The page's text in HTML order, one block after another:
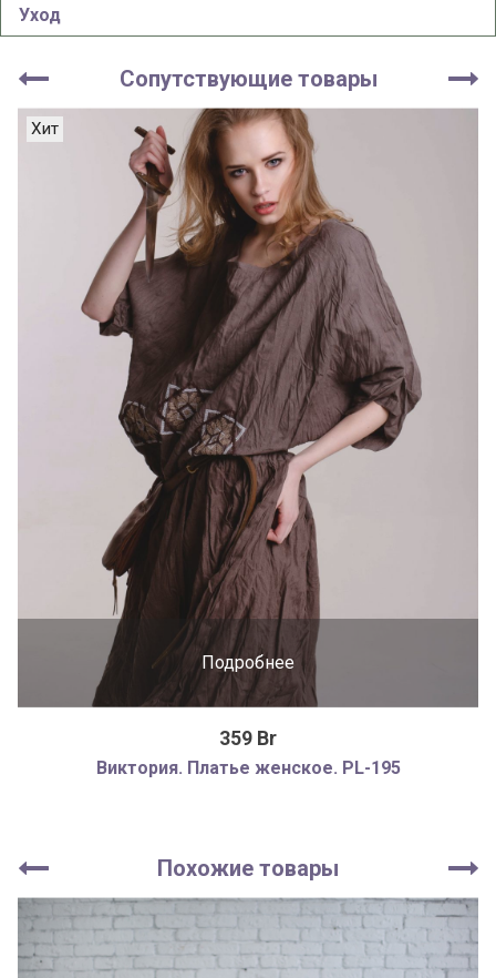
Уход
Сопутствующие товары
Подробнее
Хит
359 Br
Виктория. Платье женское. PL-195
Похожие товары